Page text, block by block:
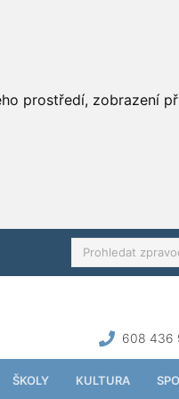
prostředí, zobrazení
608 436
ŠKOLY KULTURA